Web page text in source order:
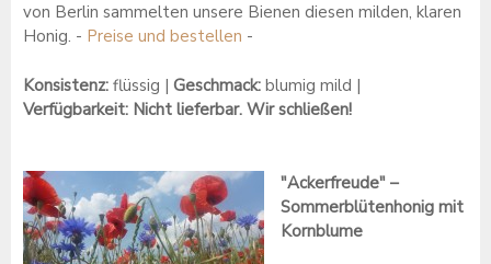
von Berlin sammelten unsere Bienen diesen milden, klaren
Honig. - Preise und bestellen -
Konsistenz: flüssig | Geschmack: blumig mild |
Verfügbarkeit: Nicht lieferbar. Wir schließen!
"Ackerfreude" –
Sommerblütenhonig mit
Kornblume